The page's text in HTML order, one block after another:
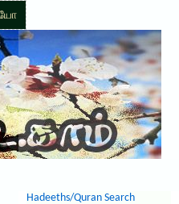
Hadeeths/Quran Search